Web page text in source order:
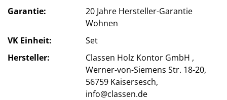
Garantie
20 Jahre Hersteller-Garantie
Wohnen
VK Einheit
Set
Hersteller
Classen Holz Kontor GmbH ,
Werner-von-Siemens Str. 18-20,
56759 Kaisersesch,
info@classen.de